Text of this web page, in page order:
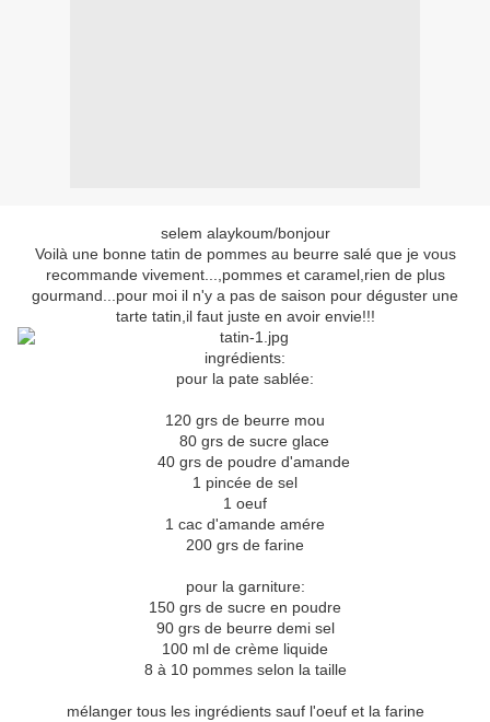
selem alaykoum/bonjour
Voilà une bonne tatin de pommes au beurre salé que je vous
recommande vivement...,pommes et caramel,rien de plus
gourmand...pour moi il n'y a pas de saison pour déguster une
tarte tatin,il faut juste en avoir envie!!!
ingrédients:
pour la pate sablée:
120 grs de beurre mou
80 grs de sucre glace
40 grs de poudre d'amande
1 pincée de sel
1 oeuf
1 cac d'amande amére
200 grs de farine
pour la garniture:
150 grs de sucre en poudre
90 grs de beurre demi sel
100 ml de crème liquide
8 à 10 pommes selon la taille
mélanger tous les ingrédients sauf l'oeuf et la farine